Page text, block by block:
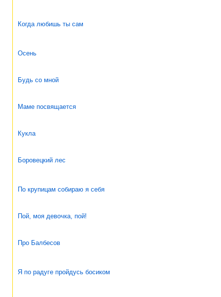
Когда любишь ты сам
Осень
Будь со мной
Маме посвящается
Кукла
Боровецкий лес
По крупицам собираю я себя
Пой, моя девочка, пой!
Про Балбесов
Я по радуге пройдусь босиком